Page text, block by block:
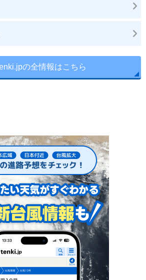
の全情報はこちら